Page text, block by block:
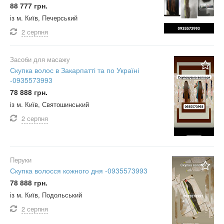
88 777 грн.
із м. Київ, Печерський
2 серпня
Засоби для масажу
Скупка волос в Закарпатті та по Україні
-0935573993
78 888 грн.
із м. Київ, Святошинський
2 серпня
Перуки
Скупка волосся кожного дня -0935573993
78 888 грн.
із м. Київ, Подольський
2 серпня